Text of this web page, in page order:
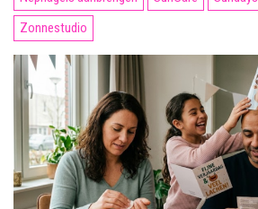
Zonnestudio